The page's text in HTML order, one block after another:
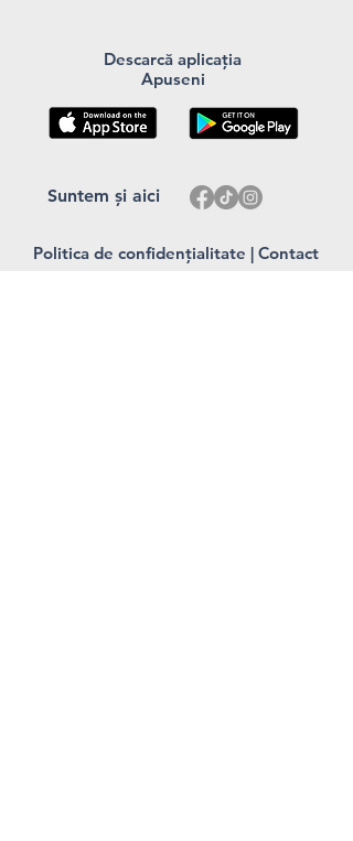
Descarcă aplicația
Apuseni
Suntem și aici
Politica de confidențialitate | Contact